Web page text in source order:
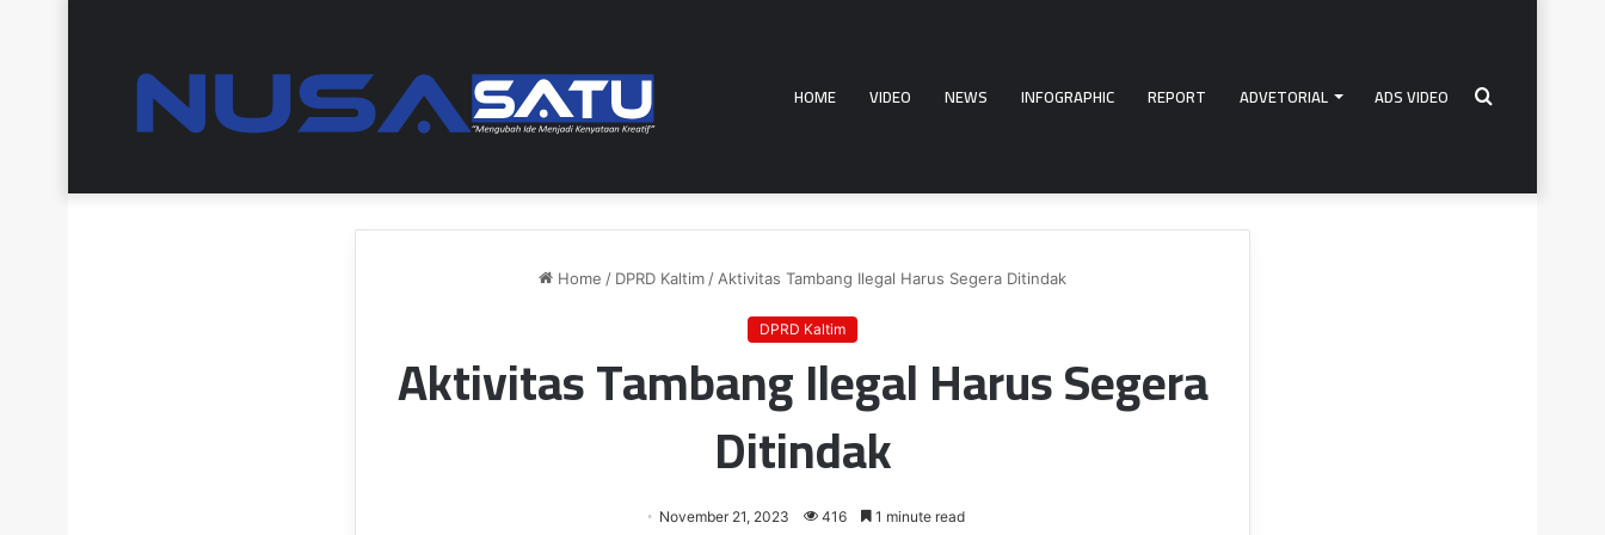
HOME VIDEO NEWS INFOGRAPHIC REPORT ADVETORIAL ADS VIDEO Search
Home / DPRD Kaltim / Aktivitas Tambang Ilegal Harus Segera Ditindak
DPRD Kaltim
Aktivitas Tambang Ilegal Harus Segera
Ditindak
November 21, 2023 416 1 minute read